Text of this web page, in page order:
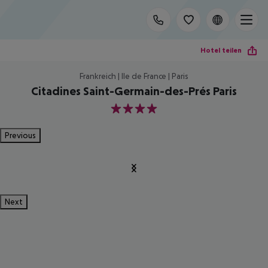
Hotel teilen
Frankreich | Ile de France | Paris
Citadines Saint-Germain-des-Prés Paris
4
Previous
Next